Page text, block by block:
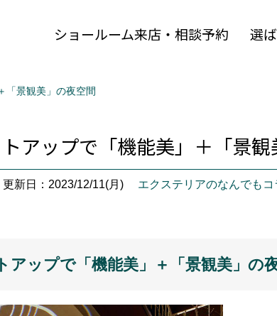
ショールーム来店・相談予約 選
「景観美」の夜空間
アップで「機能美」＋「景
更新日：2023/12/11(月) エクステリアのなんでもコ
アップで「機能美」＋「景観美」の